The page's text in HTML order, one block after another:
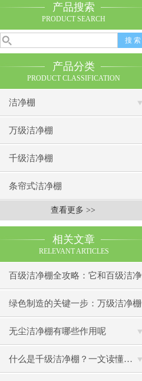
产品搜索
PRODUCT SEARCH
产品分类
PRODUCT CLASSIFICATION
洁净棚
万级洁净棚
千级洁净棚
条帘式洁净棚
查看更多 >>
相关文章
RELEVANT ARTICLES
百级洁净棚全攻略：它和百级洁净
室到底有什么区别？
绿色制造的关键一步：万级洁净棚
助力环保型半导体产业发展
无尘洁净棚有哪些作用呢
什么是千级洁净棚？一文读懂其结构特点与局部净化优势